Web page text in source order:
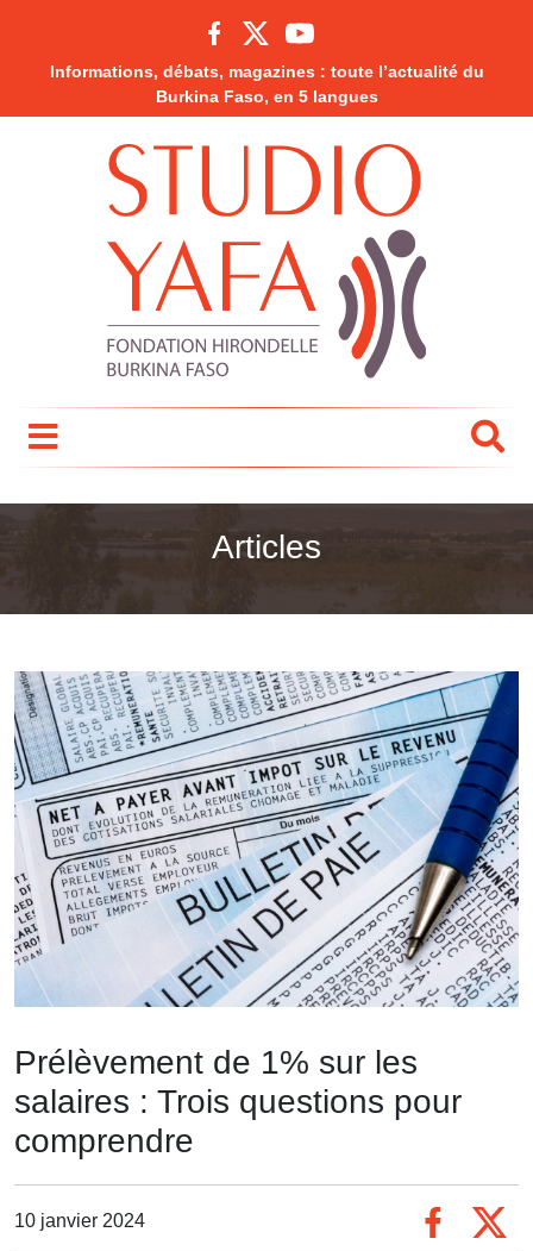
Informations, débats, magazines : toute l’actualité du
Burkina Faso, en 5 langues
Articles
Prélèvement de 1% sur les
salaires : Trois questions pour
comprendre
10 janvier 2024